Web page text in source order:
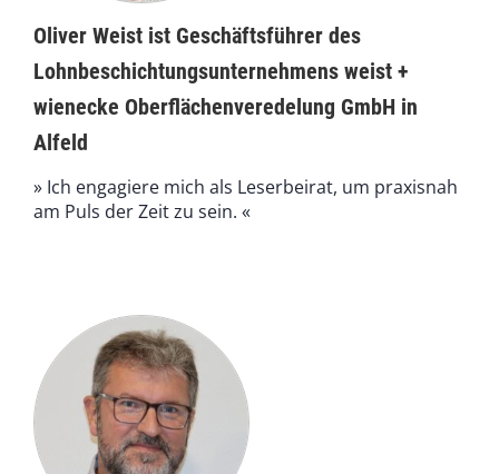
Oliver Weist ist Geschäftsführer des
Lohnbeschichtungsunternehmens weist +
wienecke Oberflächenveredelung GmbH in
Alfeld
» Ich engagiere mich als Leserbeirat, um praxisnah
am Puls der Zeit zu sein. «